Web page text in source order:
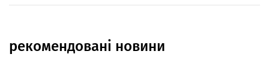
рекомендовані новини